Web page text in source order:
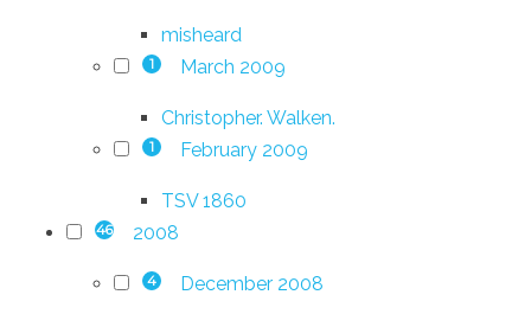
misheard
1 March 2009
Christopher. Walken.
1 February 2009
TSV 1860
46 2008
4 December 2008